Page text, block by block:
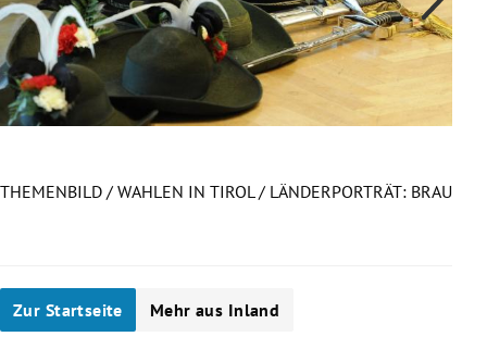
THEMENBILD / WAHLEN IN TIROL / LÄNDERPORTRÄT: BRAU
Zur Startseite Mehr aus Inland